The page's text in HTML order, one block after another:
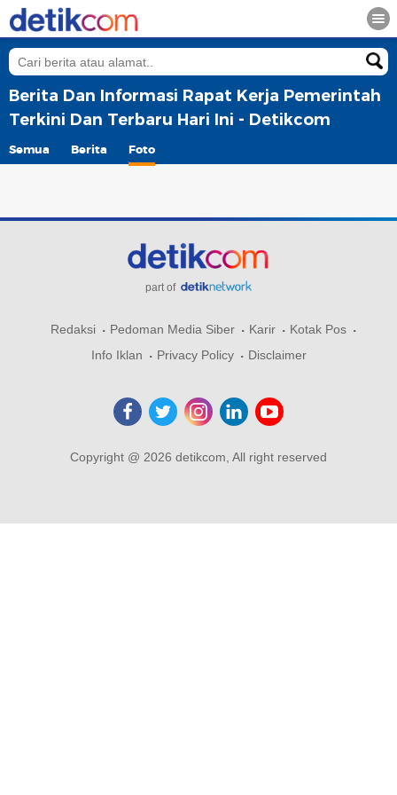
Berita Dan Informasi Rapat Kerja Pemerintah
Terkini Dan Terbaru Hari Ini - Detikcom
Semua Berita Foto
part of
Redaksi Pedoman Media Siber Karir
Kotak Pos
Info Iklan
Privacy Policy Disclaimer
Copyright @ 2026 detikcom, All right reserved